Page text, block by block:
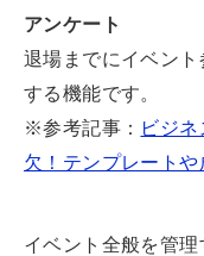
アンケート
退場までにイベン
する機能です。
※参考記事： ビジ
欠！テンプレート
イベント全般を管